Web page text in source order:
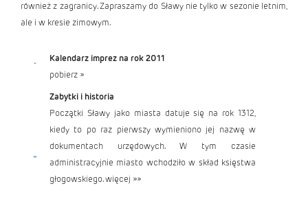
również z zagranicy. Zapraszamy do Sławy nie tylko w sezonie letnim,
ale i w kresie zimowym.
Kalendarz imprez na rok 2011
pobierz »
Zabytki i historia
Początki Sławy jako miasta datuje się na rok 1312,
kiedy to po raz pierwszy wymieniono jej nazwę w
dokumentach urzędowych. W tym czasie
administracyjnie miasto wchodziło w skład księstwa
głogowskiego.więcej »»